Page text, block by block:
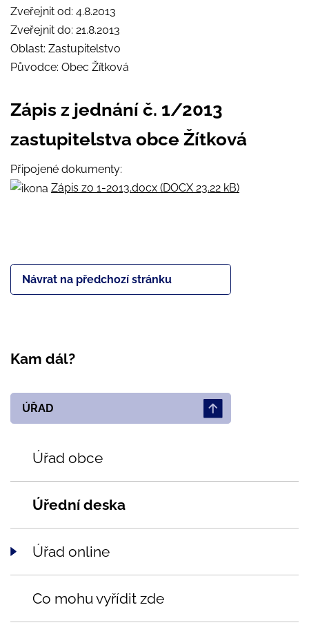
Zveřejnit od: 4.8.2013
Zveřejnit do: 21.8.2013
Oblast: Zastupitelstvo
Původce: Obec Žítková
Zápis z jednání č. 1/2013
zastupitelstva obce Žítková
Připojené dokumenty:
Zápis zo 1-2013.docx (DOCX 23.22 kB)
Návrat na předchozí stránku
Kam dál?
ÚŘAD
Úřad obce
Úřední deska
Úřad online
Co mohu vyřídit zde